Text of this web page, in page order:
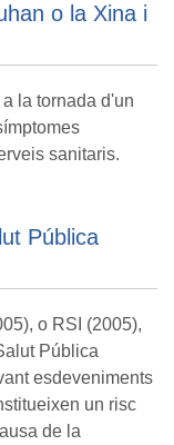
o la Xina i
la tornada d'un
sanitaris.
Pública
o RSI (2005),
Pública
esdeveniments
un risc
de la